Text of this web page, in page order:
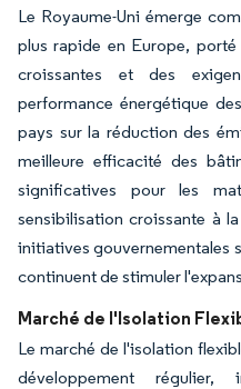
Le Royaume-Uni émerge
plus rapide en Europe,
croissantes et des
performance énergétique
pays sur la réduction des
meilleure efficacité des
significatives pour les
sensibilisation croissante à
initiatives gouvernementales
continuent de stimuler
Marché de l'Isolation
Le marché de l'isolation
développement